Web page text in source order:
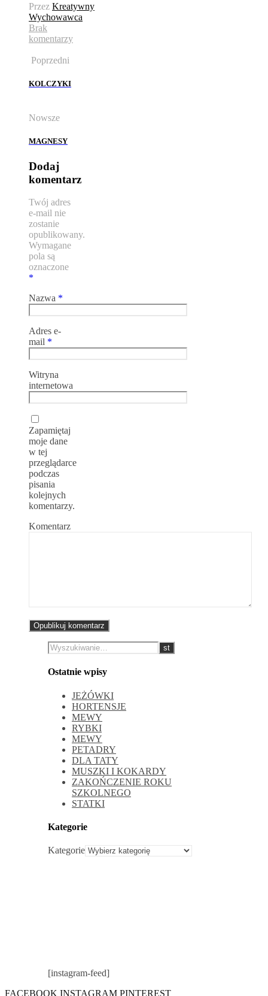
Przez Kreatywny
Wychowawca
Brak
komentarzy
Poprzedni
KOLCZYKI
Nowsze
MAGNESY
Dodaj
komentarz
Twój adres
e-mail nie
zostanie
opublikowany.
Wymagane
pola są
oznaczone
*
Nazwa *
Adres e-
mail *
Witryna
internetowa
Zapamiętaj
moje dane
w tej
przeglądarce
podczas
pisania
kolejnych
komentarzy.
Komentarz
Ostatnie wpisy
JEŻÓWKI
HORTENSJE
MEWY
RYBKI
MEWY
PETADRY
DLA TATY
MUSZKI I KOKARDY
ZAKOŃCZENIE ROKU
SZKOLNEGO
STATKI
Kategorie
Kategorie
[instagram-feed]
FACEBOOK INSTAGRAM PINTEREST